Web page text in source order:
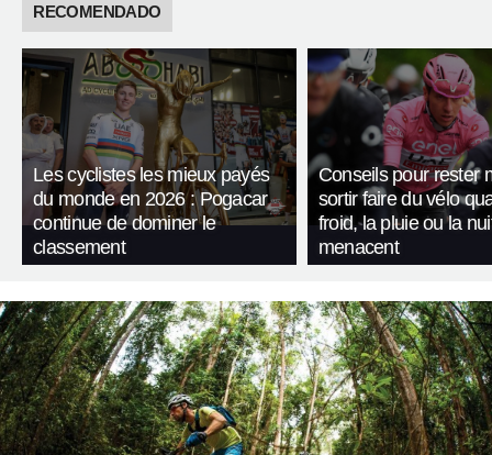
RECOMENDADO
Les cyclistes les mieux payés
du monde en 2026 : Pogacar
continue de dominer le
classement
Conseils pour rester
sortir faire du vélo
froid, la pluie ou la
menacent